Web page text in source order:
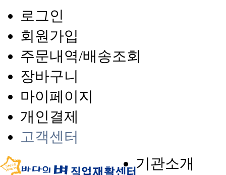
로그인
회원가입
주문내역/배송조회
장바구니
마이페이지
개인결제
고객센터
기관소개